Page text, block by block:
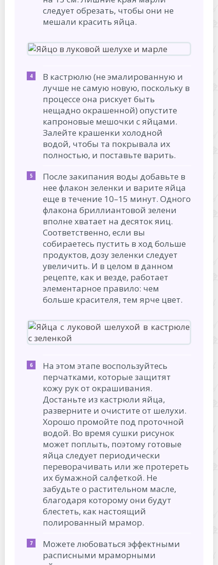
следует обрезать, чтобы они не
мешали красить яйца.
В кастрюлю (не эмалированную и
лучше не самую новую, поскольку в
процессе она рискует быть
нещадно окрашенной) опустите
капроновые мешочки с яйцами.
Залейте крашенки холодной
водой, чтобы та покрывала их
полностью, и поставьте варить.
После закипания воды добавьте в
нее флакон зеленки и варите яйца
еще в течение 10–15 минут. Одного
флакона бриллиантовой зелени
вполне хватает на десяток яиц.
Соответственно, если вы
собираетесь пустить в ход больше
продуктов, дозу зеленки следует
увеличить. И в целом в данном
рецепте, как и везде, работает
элементарное правило: чем
больше красителя, тем ярче цвет.
На этом этапе воспользуйтесь
перчатками, которые защитят
кожу рук от окрашивания.
Достаньте из кастрюли яйца,
разверните и очистите от шелухи.
Хорошо промойте под проточной
водой. Во время сушки рисунок
может поплыть, поэтому готовые
яйца следует периодически
переворачивать или же протереть
их бумажной салфеткой. Не
забудьте о растительном масле,
благодаря которому они будут
блестеть, как настоящий
полированный мрамор.
Можете любоваться эффектными
расписными мраморными